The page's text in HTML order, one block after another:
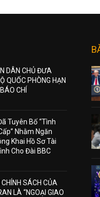
DÂN CHỦ ĐƯA
QUỐC PHÒNG HẠN
CHÍ
Tuyên Bố “Tình
Nhằm Ngăn
Khai Hồ Sơ Tài
Cho Đài BBC
CHÍNH SÁCH CỦA
LÀ “NGOẠI GIAO